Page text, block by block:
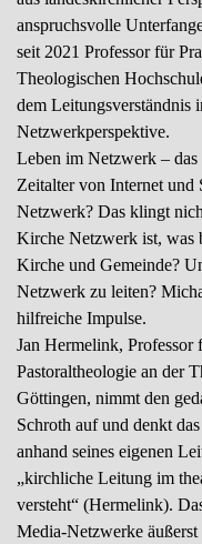
anspruchsvolle
seit 2021 Professor für
Theologischen
dem Leitungsverständnis
Netzwerkperspektive.
Leben im Netzwerk –
Zeitalter von Internet und
Netzwerk? Das klingt
Kirche Netzwerk ist, was
Kirche und Gemeinde?
Netzwerk zu leiten?
hilfreiche Impulse.
Jan Hermelink, Professor
Pastoraltheologie an der
Göttingen, nimmt den
Schroth auf und denkt
anhand seines eigenen
„kirchliche Leitung im
versteht“ (Hermelink).
Media-Netzwerke